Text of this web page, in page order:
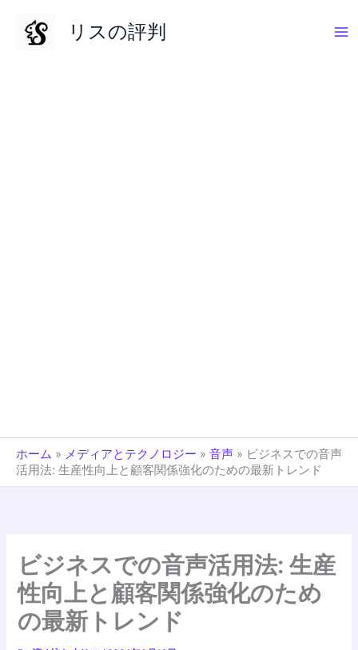
リスの評判
ホーム » メディアとテクノロジー » 音声 » ビジネスでの音声
活用法: 生産性向上と顧客関係強化のための最新トレンド
ビジネスでの音声活用法: 生産
性向上と顧客関係強化のため
の最新トレンド